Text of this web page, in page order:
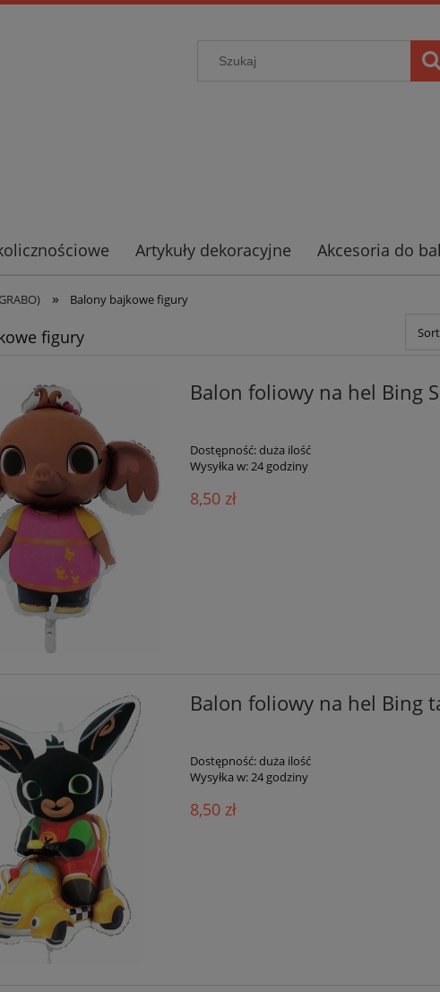
Artykuły dekoracyjne Akcesoria do
» Balony bajkowe figury
figury
Balon foliowy na hel Bing
Dostępność:duża ilość
Wysyłka w:24 godziny
8,50 zł
Balon foliowy na hel Bing
Dostępność:duża ilość
Wysyłka w:24 godziny
8,50 zł